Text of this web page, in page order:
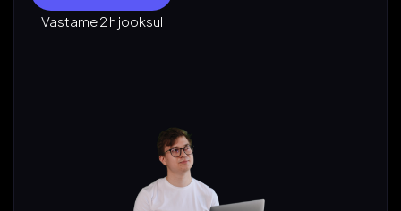
Vastame 2 h jooksul